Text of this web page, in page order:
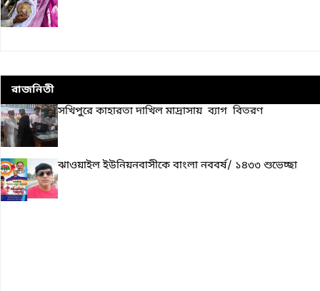
রাজনিতী
সখিপুরে কাহারতা দাখিল মাদ্রাসায় ব্যাগ বিতরণ
ঝাওয়াইল ইউনিয়নবাসীকে বাংলা নববর্ষ/ ১৪৩৩ শুভেচ্ছা